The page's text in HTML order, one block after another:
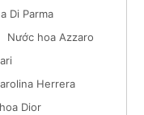
Di Parma
Nước hoa Azzaro
Herrera
Dior